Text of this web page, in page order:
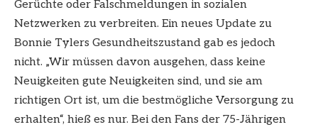
Gerüchte oder Falschmeldungen in sozialen
Netzwerken zu verbreiten. Ein neues Update zu
Bonnie Tylers Gesundheitszustand gab es jedoch
nicht. „Wir müssen davon ausgehen, dass keine
Neuigkeiten gute Neuigkeiten sind, und sie am
richtigen Ort ist, um die bestmögliche Versorgung zu
erhalten“, hieß es nur. Bei den Fans der 75-Jährigen